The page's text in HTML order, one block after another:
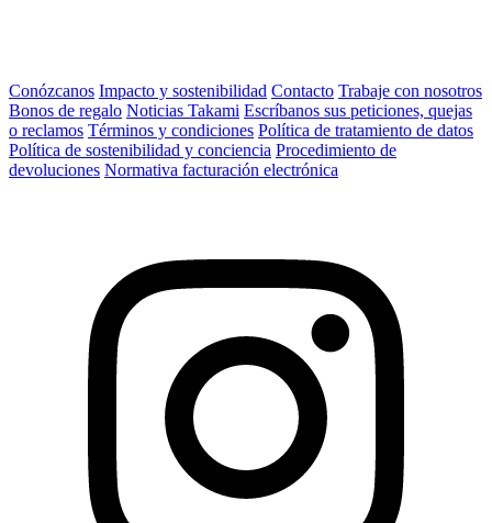
Conózcanos Impacto y sostenibilidad Contacto Trabaje con nosotros
Bonos de regalo Noticias Takami Escríbanos sus peticiones, quejas
o reclamos Términos y condiciones Política de tratamiento de datos
Política de sostenibilidad y conciencia Procedimiento de
devoluciones Normativa facturación electrónica